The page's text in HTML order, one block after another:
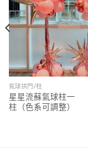
氣球拱門/柱
星星流蘇氣球柱一
柱（色系可調整）